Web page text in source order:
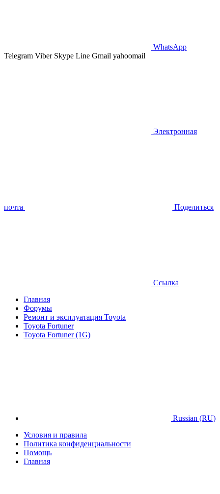
WhatsApp
Telegram Viber Skype Line Gmail yahoomail
Электронная
почта Поделиться
Ссылка
Главная
Форумы
Ремонт и эксплуатация Toyota
Toyota Fortuner
Toyota Fortuner (1G)
Russian (RU)
Условия и правила
Политика конфиденциальности
Помощь
Главная